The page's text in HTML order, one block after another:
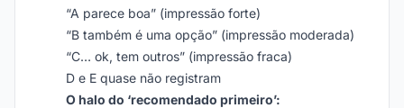
“A parece boa” (impressão forte)
“B também é uma opção” (impressão moderada)
“C… ok, tem outros” (impressão fraca)
D e E quase não registram
O halo do ‘recomendado primeiro’: